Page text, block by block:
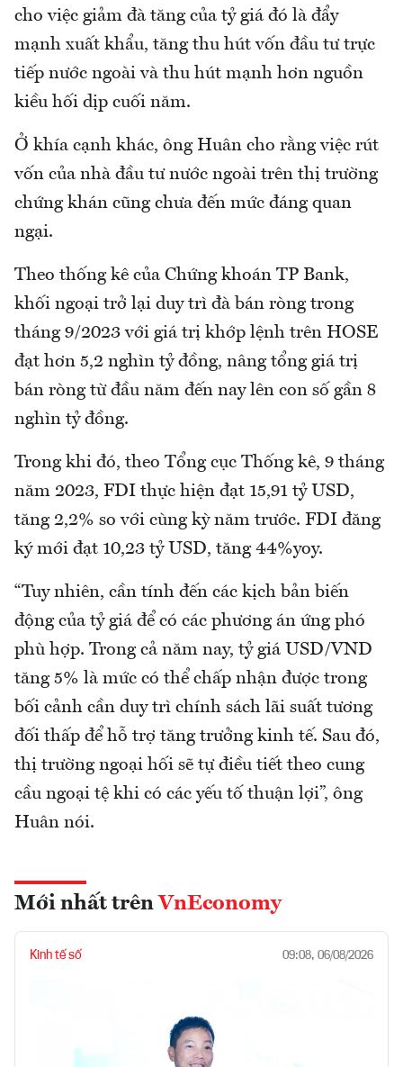
cho việc giảm đà tăng của tỷ giá đó là đẩy
mạnh xuất khẩu, tăng thu hút vốn đầu tư trực
tiếp nước ngoài và thu hút mạnh hơn nguồn
kiều hối dịp cuối năm.
Ở khía cạnh khác, ông Huân cho rằng việc rút
vốn của nhà đầu tư nước ngoài trên thị trường
chứng khán cũng chưa đến mức đáng quan
ngại.
Theo thống kê của Chứng khoán TP Bank,
khối ngoại trở lại duy trì đà bán ròng trong
tháng 9/2023 với giá trị khớp lệnh trên HOSE
đạt hơn 5,2 nghìn tỷ đồng, nâng tổng giá trị
bán ròng từ đầu năm đến nay lên con số gần 8
nghìn tỷ đồng.
Trong khi đó, theo Tổng cục Thống kê, 9 tháng
năm 2023, FDI thực hiện đạt 15,91 tỷ USD,
tăng 2,2% so với cùng kỳ năm trước. FDI đăng
ký mới đạt 10,23 tỷ USD, tăng 44%yoy.
“Tuy nhiên, cần tính đến các kịch bản biến
động của tỷ giá để có các phương án ứng phó
phù hợp. Trong cả năm nay, tỷ giá USD/VND
tăng 5% là mức có thể chấp nhận được trong
bối cảnh cần duy trì chính sách lãi suất tương
đối thấp để hỗ trợ tăng trưởng kinh tế. Sau đó,
thị trường ngoại hối sẽ tự điều tiết theo cung
cầu ngoại tệ khi có các yếu tố thuận lợi”, ông
Huân nói.
Mới nhất trên VnEconomy
Kinh tế số 09:08, 06/08/2026